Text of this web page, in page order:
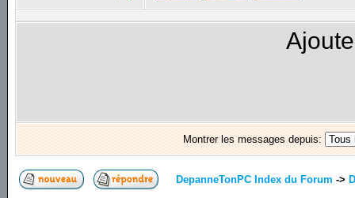
Montrer les messages depuis:
DepanneTonPC Index du Forum ->